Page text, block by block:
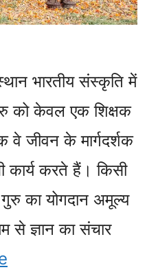
भारतीय संस्कृति में
को केवल एक शिक्षक
वे जीवन के मार्गदर्शक
करते हैं। किसी
का योगदान अमूल्य
से ज्ञान का संचार